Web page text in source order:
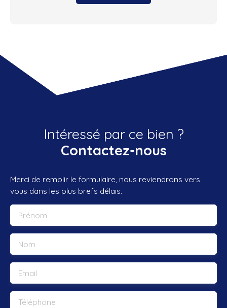
Intéressé par ce bien ?
Contactez-nous
Merci de remplir le formulaire, nous reviendrons vers
vous dans les plus brefs délais.
Prénom
Nom
Email
Téléphone